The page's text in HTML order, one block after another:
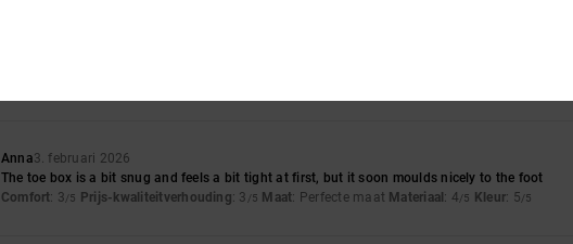
Anna3. februari 2026
The toe box is a bit snug and feels a bit tight at first, but it soon moulds nicely to the foot
Comfort: 3/5 Prijs-kwaliteitverhouding: 3 /5 Maat: Perfecte maat Materiaal : 4/5 Kleur: 5/5